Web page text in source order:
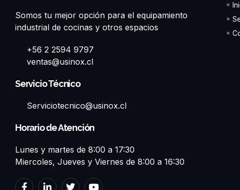
Somos tu mejor opción para el equipamiento
industrial de cocinas y otros espacios
+56 2 2594 9797
ventas@usinox.cl
Servicio Técnico
Serviciotecnico@usinox.cl
Horario de Atención
Lunes y martes de 8:00 a 17:30
Miercoles, Jueves y Viernes de 8:00 a 16:30
F
L
T
Y